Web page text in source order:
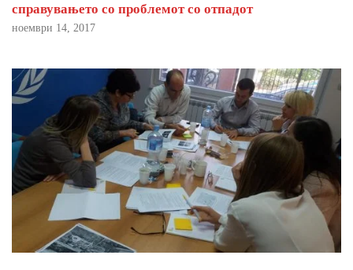
справувањето со проблемот со отпадот
ноември 14, 2017